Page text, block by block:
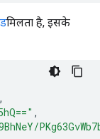
मिलता है, इसके
,
,